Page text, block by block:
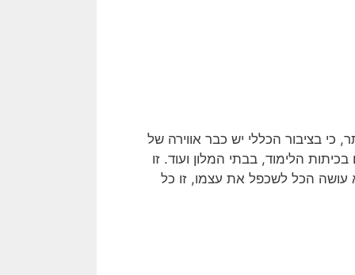
כי בציבור הכללי יש כבר אווירה של
הלימוד, בבתי המלון ועוד. זו
עושה הכל לשכפל את עצמו, זו כל